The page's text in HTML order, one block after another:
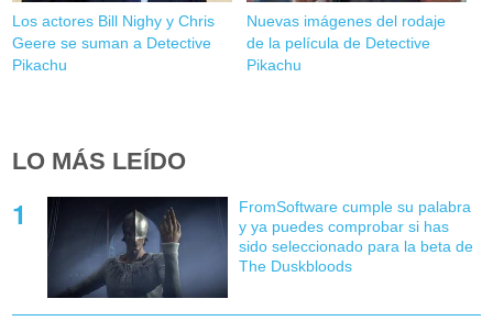
Los actores Bill Nighy y Chris
Geere se suman a Detective
Pikachu
Nuevas imágenes del rodaje
de la película de Detective
Pikachu
LO MÁS LEÍDO
FromSoftware cumple su palabra
y ya puedes comprobar si has
sido seleccionado para la beta de
The Duskbloods